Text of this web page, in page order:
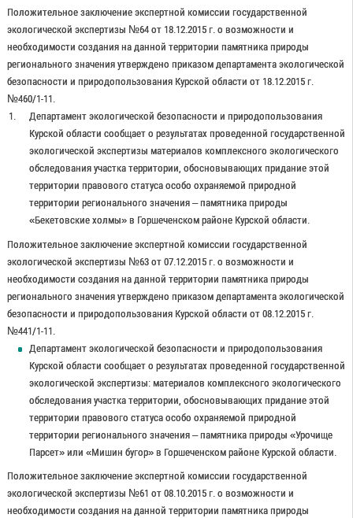
Положительное заключение экспертной комиссии государственной
экологической экспертизы №64 от 18.12.2015 г. о возможности и
необходимости создания на данной территории памятника природы
регионального значения утверждено приказом департамента экологической
безопасности и природопользования Курской области от 18.12.2015 г.
№460/1-11.
Департамент экологической безопасности и природопользования
Курской области сообщает о результатах проведенной государственной
экологической экспертизы материалов комплексного экологического
обследования участка территории, обосновывающих придание этой
территории правового статуса особо охраняемой природной
территории регионального значения – памятника природы
«Бекетовские холмы» в Горшеченском районе Курской области.
Положительное заключение экспертной комиссии государственной
экологической экспертизы №63 от 07.12.2015 г. о возможности и
необходимости создания на данной территории памятника природы
регионального значения утверждено приказом департамента экологической
безопасности и природопользования Курской области от 08.12.2015 г.
№441/1-11.
Департамент экологической безопасности и природопользования
Курской области сообщает о результатах проведенной государственной
экологической экспертизы: материалов комплексного экологического
обследования участка территории, обосновывающих придание этой
территории правового статуса особо охраняемой природной
территории регионального значения – памятника природы «Урочище
Парсет» или «Мишин бугор» в Горшеченском районе Курской области.
Положительное заключение экспертной комиссии государственной
экологической экспертизы №61 от 08.10.2015 г. о возможности и
необходимости создания на данной территории памятника природы